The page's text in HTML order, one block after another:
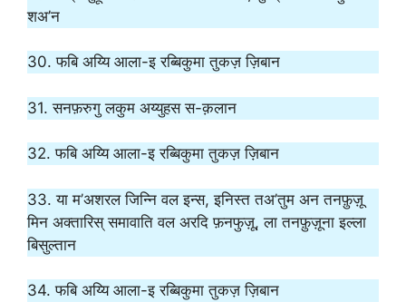
शअ’न
30. फबि अय्यि आला-इ रब्बिकुमा तुकज़ ज़िबान
31. सनफ़रुगु लकुम अय्युहस स-क़लान
32. फबि अय्यि आला-इ रब्बिकुमा तुकज़ ज़िबान
33. या म’अशरल जिन्नि वल इन्स, इनिस्त तअ’तुम अन तनफ़ुज़ू
मिन अक्तारिस् समावाति वल अरदि फ़नफुज़ू, ला तनफ़ुज़ूना इल्ला
बिसुल्तान
34. फबि अय्यि आला-इ रब्बिकुमा तुकज़ ज़िबान